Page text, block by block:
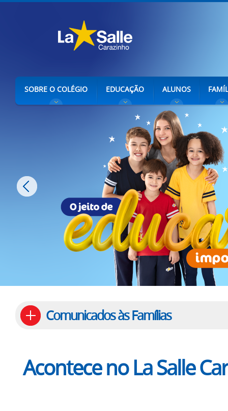
SOBRE O COLÉGIO EDUCAÇÃO ALUNOS
Comunicados às Famílias
Acontece no La Salle